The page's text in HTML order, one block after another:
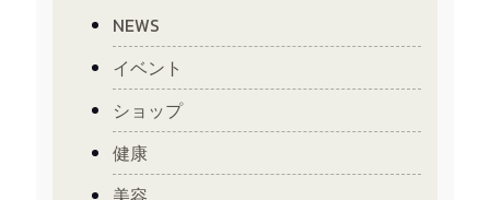
NEWS
イベント
ショップ
健康